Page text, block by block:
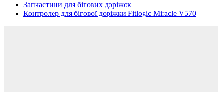
Запчастини для бігових доріжок
Контролер для бігової доріжки Fitlogic Miracle V570